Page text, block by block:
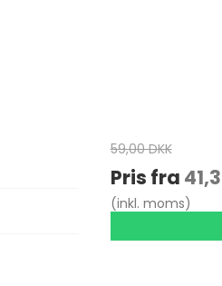
59,00 DKK
Pris fra
(inkl. moms)